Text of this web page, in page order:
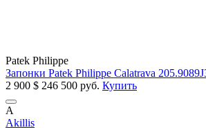
Patek Philippe
Запонки Patek Philippe Calatrava
2 900 $ 246 500 руб. Купить
A
Akillis